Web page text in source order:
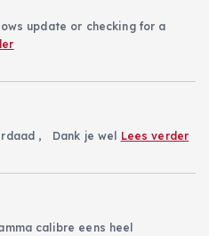
update or checking for a
, Dank je wel Lees verder
calibre eens heel